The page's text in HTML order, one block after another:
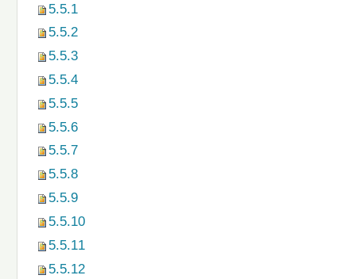
5.5.1
5.5.2
5.5.3
5.5.4
5.5.5
5.5.6
5.5.7
5.5.8
5.5.9
5.5.10
5.5.11
5.5.12